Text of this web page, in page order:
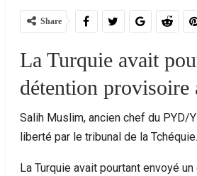
Share
La Turquie avait
détention provisoire
Salih Muslim, ancien chef du PYD/
liberté par le tribunal de la Tchéquie.
La Turquie avait pourtant envoyé